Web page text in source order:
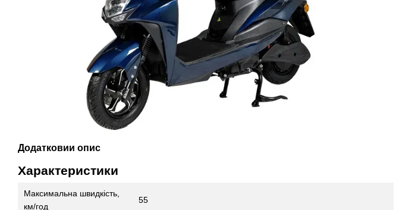
Додатковий опис
Характеристики
Максимальна швидкість,
км/год
55